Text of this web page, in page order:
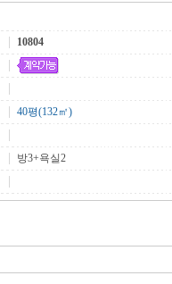
10804
40평(132㎡)
방3+욕실2